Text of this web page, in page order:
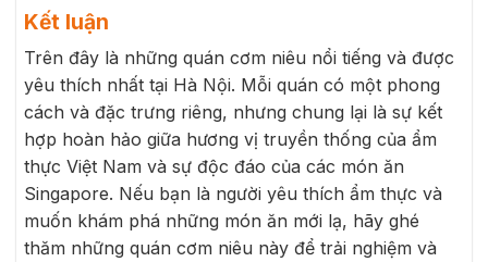
Kết luận
Trên đây là những quán cơm niêu nổi tiếng và được
yêu thích nhất tại Hà Nội. Mỗi quán có một phong
cách và đặc trưng riêng, nhưng chung lại là sự kết
hợp hoàn hảo giữa hương vị truyền thống của ẩm
thực Việt Nam và sự độc đáo của các món ăn
Singapore. Nếu bạn là người yêu thích ẩm thực và
muốn khám phá những món ăn mới lạ, hãy ghé
thăm những quán cơm niêu này để trải nghiệm và